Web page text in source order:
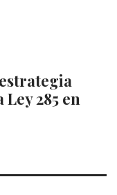
285 en